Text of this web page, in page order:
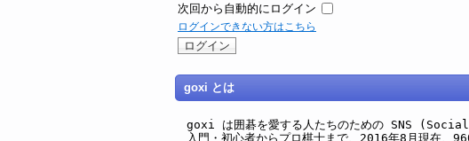
次回から自動的にログイン
ログインできない方はこちら
goxi とは
goxi は囲碁を愛する人たちのための SNS
入門・初心者からプロ棋士まで、2016年8月現在、